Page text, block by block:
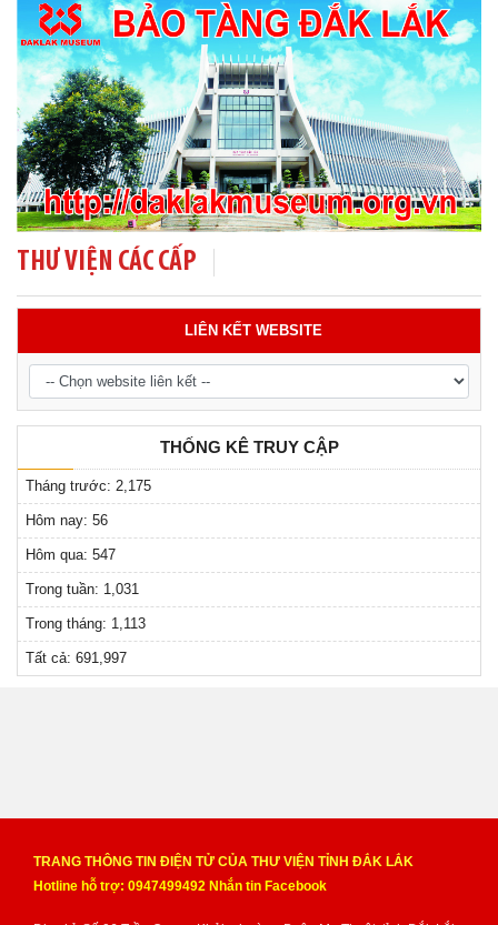
THƯ VIỆN CÁC CẤP
LIÊN KẾT WEBSITE
THỐNG KÊ TRUY CẬP
Tháng trước: 2,175
Hôm nay: 56
Hôm qua: 547
Trong tuần: 1,031
Trong tháng: 1,113
Tất cả: 691,997
TRANG THÔNG TIN ĐIỆN TỬ CỦA THƯ VIỆN TỈNH ĐẮK LẮK
Hotline hỗ trợ: 0947499492 Nhắn tin Facebook